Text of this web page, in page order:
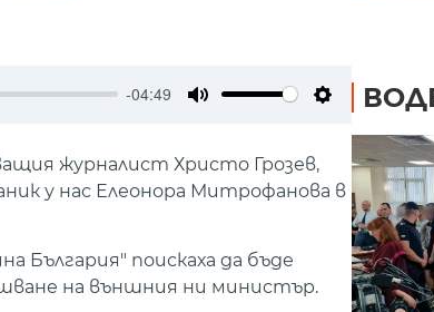
-04:49
Settings
журналист Христо Грозев,
у нас Елеонора Митрофанова в
България" поискаха да бъде
на външния ни министър.